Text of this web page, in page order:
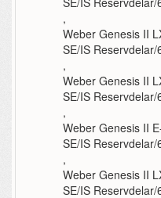
,
Weber Genesis II
SE/IS
,
Weber Genesis II
SE/IS
,
Weber Genesis II
SE/IS
,
Weber Genesis II
SE/IS